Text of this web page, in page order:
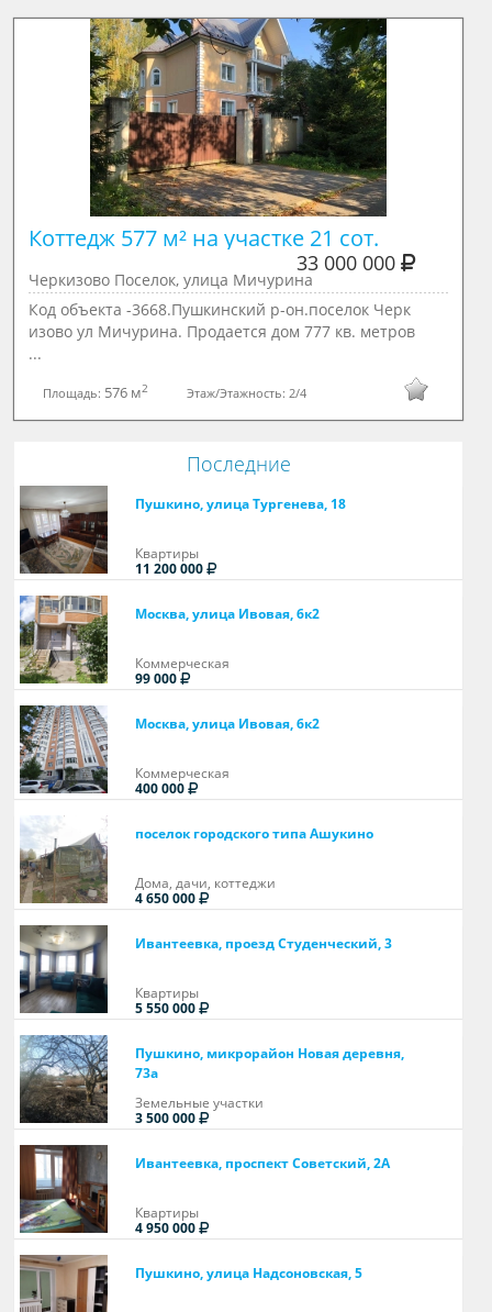
Коттедж 577 м² на участке 21 сот.
33 000 000
Черкизово Поселок, улица Мичурина
Код объекта -3668.Пушкинский р-он.поселок Черк
изово ул Мичурина. Продается дом 777 кв. метров
...
Площадь: 576 м2 Этаж/Этажность: 2/4
Последние
Пушкино, улица Тургенева, 18
Квартиры
11 200 000
Москва, улица Ивовая, 6к2
Коммерческая
99 000
Москва, улица Ивовая, 6к2
Коммерческая
400 000
поселок городского типа Ашукино
Дома, дачи, коттеджи
4 650 000
Ивантеевка, проезд Студенческий, 3
Квартиры
5 550 000
Пушкино, микрорайон Новая деревня,
73а
Земельные участки
3 500 000
Ивантеевка, проспект Советский, 2А
Квартиры
4 950 000
Пушкино, улица Надсоновская, 5